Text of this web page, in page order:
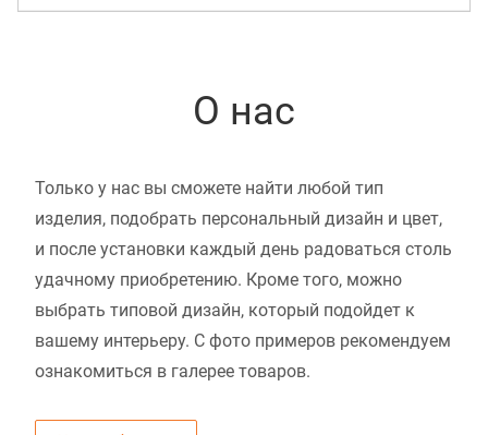
О нас
Только у нас вы сможете найти любой тип
изделия, подобрать персональный дизайн и цвет,
и после установки каждый день радоваться столь
удачному приобретению. Кроме того, можно
выбрать типовой дизайн, который подойдет к
вашему интерьеру. С фото примеров рекомендуем
ознакомиться в галерее товаров.